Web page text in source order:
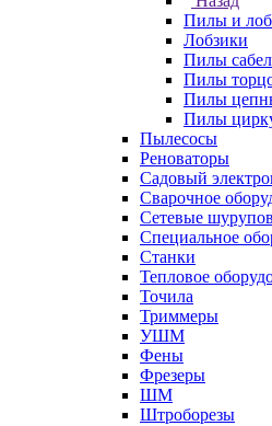
Пилы и
Лобзики
Пилы
Пилы
Пилы
Пилы
Пылесосы
Реноваторы
Садовый
Сварочное
Сетевые
Специальное
Станки
Тепловое
Точила
Триммеры
УШМ
Фены
Фрезеры
ШМ
Штроборезы